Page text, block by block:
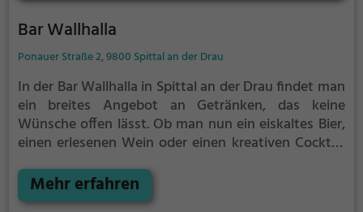
Bar Wallhalla
Ponauer Straße 2, 9800 Spittal an der Drau
In der Bar Wallhalla in Spittal an der Drau findet man
ein breites Angebot an Getränken, das keine
Wünsche offen lässt. Ob man nun ein eiskaltes Bier,
einen erlesenen Wein oder einen kreativen Cocktail
geboten. Die gemütliche Atmosphäre lädt dazu ein,
sich zurückzulehnen und den Abend in angenehmer
Mehr erfahren